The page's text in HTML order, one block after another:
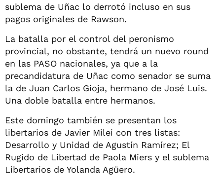
sublema de Uñac lo derrotó incluso en sus
pagos originales de Rawson.
La batalla por el control del peronismo
provincial, no obstante, tendrá un nuevo round
en las PASO nacionales, ya que a la
precandidatura de Uñac como senador se suma
la de Juan Carlos Gioja, hermano de José Luis.
Una doble batalla entre hermanos.
Este domingo también se presentan los
libertarios de Javier Milei con tres listas:
Desarrollo y Unidad de Agustín Ramírez; El
Rugido de Libertad de Paola Miers y el sublema
Libertarios de Yolanda Agüero.